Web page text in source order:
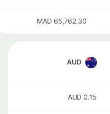
65,762.30
MAD
AUD
0.15
AUD